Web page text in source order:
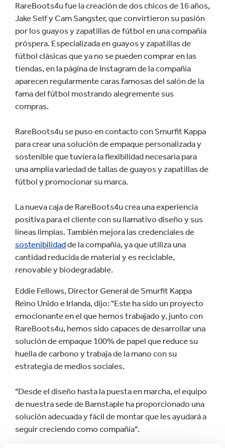
RareBoots4u fue la creación de dos chicos de 16 años,
Jake Self y Cam Sangster, que convirtieron su pasión
por los guayos y zapatillas de fútbol en una compañía
próspera. Especializada en guayos y zapatillas de
fútbol clásicas que ya no se pueden comprar en las
tiendas, en la página de Instagram de la compañía
aparecen regularmente caras famosas del salón de la
fama del fútbol mostrando alegremente sus
compras.
RareBoots4u se puso en contacto con Smurfit Kappa
para crear una solución de empaque personalizada y
sostenible que tuviera la flexibilidad necesaria para
una amplia variedad de tallas de guayos y zapatillas de
fútbol y promocionar su marca.
La nueva caja de RareBoots4u crea una experiencia
positiva para el cliente con su llamativo diseño y sus
líneas limpias. También mejora las credenciales de
sostenibilidadde la compañía, ya que utiliza una
cantidad reducida de material y es reciclable,
renovable y biodegradable.
Eddie Fellows, Director General de Smurfit Kappa
Reino Unido e Irlanda, dijo: "Este ha sido un proyecto
emocionante en el que hemos trabajado y, junto con
RareBoots4u, hemos sido capaces de desarrollar una
solución de empaque 100% de papel que reduce su
huella de carbono y trabaja de la mano con su
estrategia de medios sociales.
"Desde el diseño hasta la puesta en marcha, el equipo
de nuestra sede de Barnstaple ha proporcionado una
solución adecuada y fácil de montar que les ayudará a
seguir creciendo como compañía".